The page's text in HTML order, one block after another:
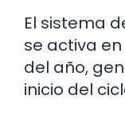
El sistema
se activa
del año,
inicio del